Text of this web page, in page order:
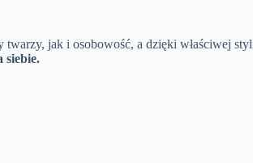
jak i osobowość, a dzięki właściwej
siebie.